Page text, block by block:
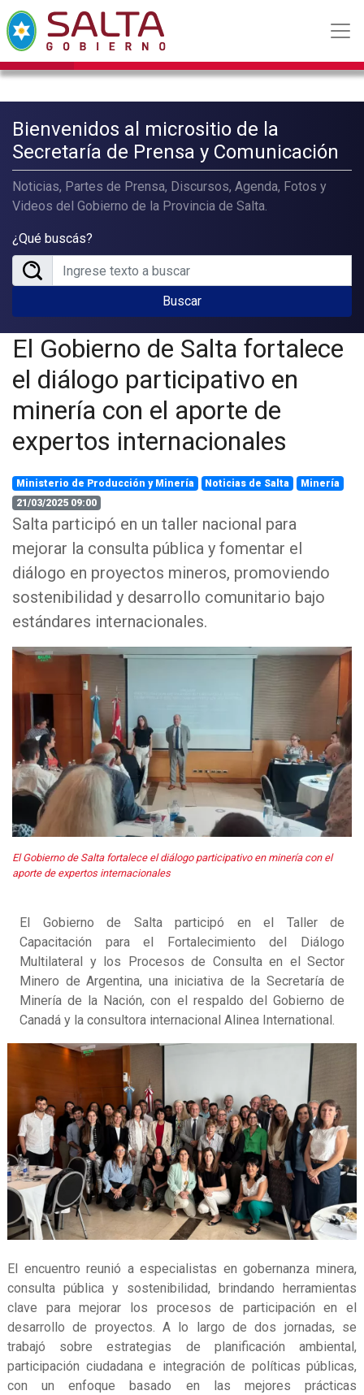
Bienvenidos al micrositio de la
Secretaría de Prensa y Comunicación
Noticias, Partes de Prensa, Discursos, Agenda, Fotos y
Videos del Gobierno de la Provincia de Salta.
¿Qué buscás?
Buscar
El Gobierno de Salta fortalece
el diálogo participativo en
minería con el aporte de
expertos internacionales
Ministerio de Producción y Minería Noticias de Salta
Minería
21/03/2025 09:00
Salta participó en un taller nacional para
mejorar la consulta pública y fomentar el
diálogo en proyectos mineros, promoviendo
sostenibilidad y desarrollo comunitario bajo
estándares internacionales.
El Gobierno de Salta fortalece el diálogo participativo en minería con el
aporte de expertos internacionales
El Gobierno de Salta participó en el Taller de
Capacitación para el Fortalecimiento del Diálogo
Multilateral y los Procesos de Consulta en el Sector
Minero de Argentina, una iniciativa de la Secretaría de
Minería de la Nación, con el respaldo del Gobierno de
Canadá y la consultora internacional Alinea International.
El encuentro reunió a especialistas en gobernanza minera,
consulta pública y sostenibilidad, brindando herramientas
clave para mejorar los procesos de participación en el
desarrollo de proyectos. A lo largo de dos jornadas, se
trabajó sobre estrategias de planificación ambiental,
participación ciudadana e integración de políticas públicas,
con un enfoque basado en las mejores prácticas